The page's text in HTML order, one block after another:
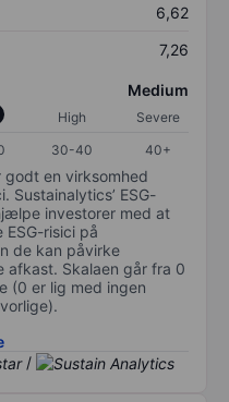
6,62
7,26
Medium
High
Severe
30-40 40+
godt en virksomhed
Sustainalytics’ ESG-
investorer med at
risici på
de kan påvirke
afkast. Skalaen går fra 0
(0 er lig med ingen
/